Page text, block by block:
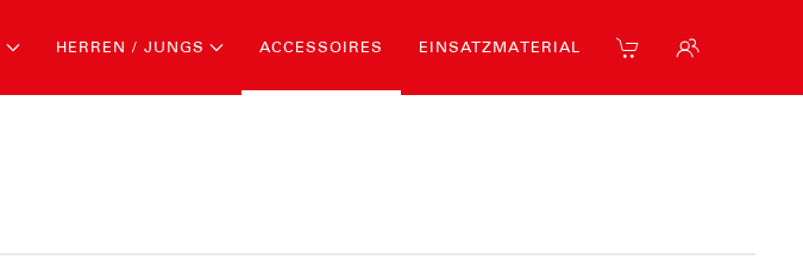
HERREN / JUNGS ACCESSOIRES EINSATZMATERIAL